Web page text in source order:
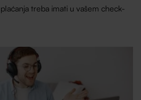
treba imati u vašem check-